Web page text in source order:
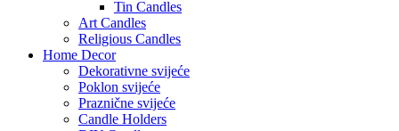
Tin Candles
Art Candles
Religious Candles
Home Decor
Dekorativne svijeće
Poklon svijeće
Praznične svijeće
Candle Holders